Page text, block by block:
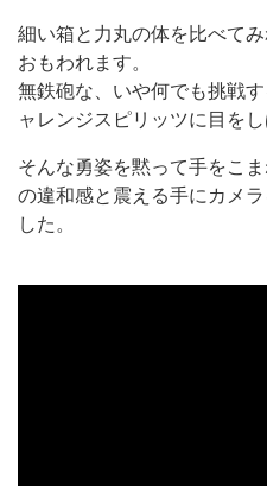
細い箱と力丸の体を比べて
おもわれます。
無鉄砲な、いや何でも挑戦
ャレンジスピリッツに目を
そんな勇姿を黙って手をこ
の違和感と震える手にカメ
した。